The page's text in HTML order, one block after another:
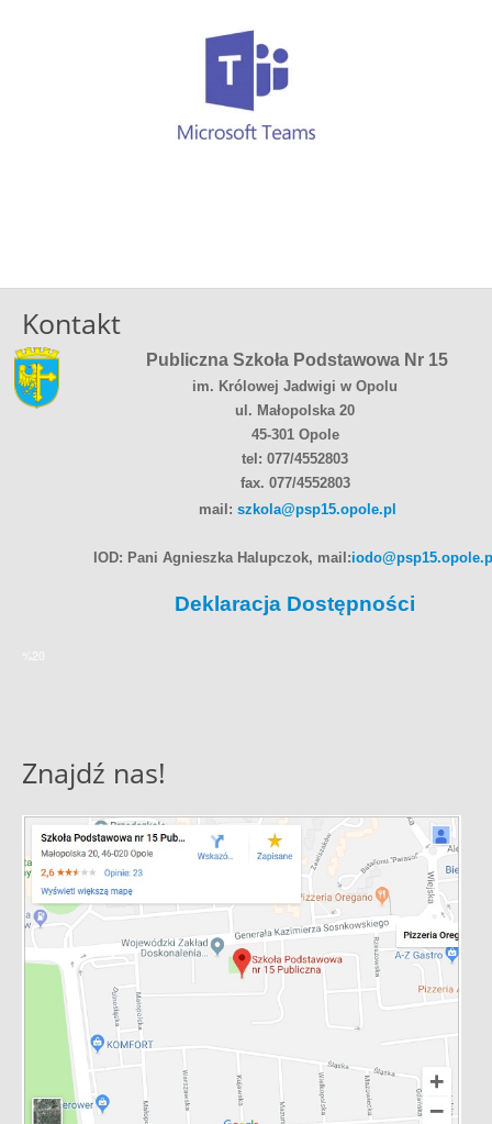
Kontakt
Publiczna Szkoła Podstawowa Nr 15
im. Królowej Jadwigi w Opolu
ul. Małopolska 20
45-301 Opole
tel: 077/4552803
fax. 077/4552803
mail: szkola@psp15.opole.pl
IOD: Pani Agnieszka Halupczok, mail:
Deklaracja Dostępności
%20
Znajdź nas!